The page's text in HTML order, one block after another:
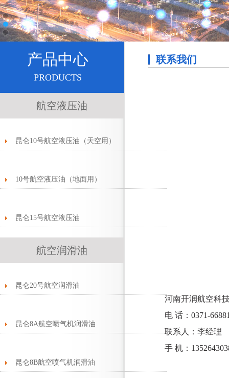
产品中心
PRODUCTS
航空液压油
昆仑10号航空液压油（天空用）
10号航空液压油（地面用）
昆仑15号航空液压油
航空润滑油
昆仑20号航空润滑油
昆仑8A航空喷气机润滑油
昆仑8B航空喷气机润滑油
联系我们
河南开润航空科技
电 话：0371-
联系人：李经理
手 机：